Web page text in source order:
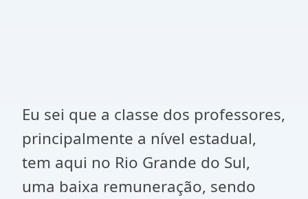
Eu sei que a classe dos professores,
principalmente a nível estadual,
tem aqui no Rio Grande do Sul,
uma baixa remuneração, sendo